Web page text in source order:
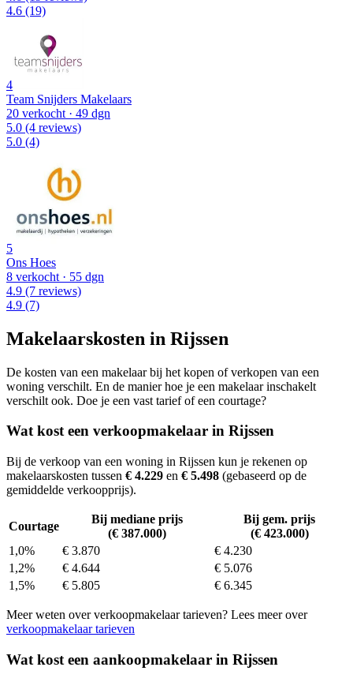
4.6 (19)
4
Team Snijders Makelaars
20 verkocht · 49 dgn
5.0 (4 reviews)
5.0 (4)
5
Ons Hoes
8 verkocht · 55 dgn
4.9 (7 reviews)
4.9 (7)
Makelaarskosten in Rijssen
De kosten van een makelaar bij het kopen of verkopen van een
woning verschilt. En de manier hoe je een makelaar inschakelt
verschilt ook. Doe je een vast tarief of een courtage?
Wat kost een verkoopmakelaar in Rijssen
Bij de verkoop van een woning in Rijssen kun je rekenen op
makelaarskosten tussen € 4.229 en € 5.498 (gebaseerd op de
gemiddelde verkoopprijs).
Courtage
Bij mediane prijs
(€ 387.000)
Bij gem. prijs
(€ 423.000)
1,0%
€ 3.870
€ 4.230
1,2%
€ 4.644
€ 5.076
1,5%
€ 5.805 € 6.345
Meer weten over verkoopmakelaar tarieven? Lees meer over
verkoopmakelaar tarieven
Wat kost een aankoopmakelaar in Rijssen